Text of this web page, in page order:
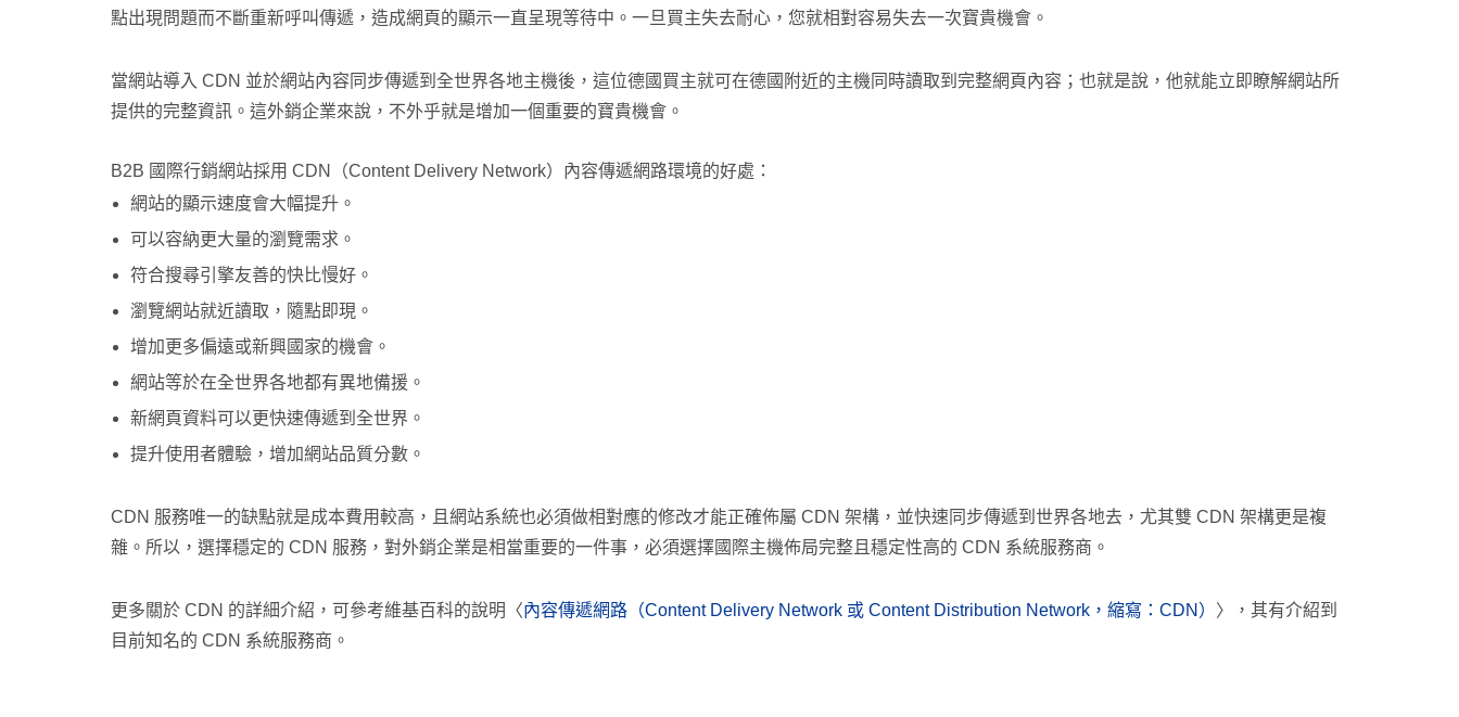
點出現問題而不斷重新呼叫傳遞，造成網頁的顯示一直呈現等待中。一旦買主失去耐心，您就相對容易失去一次寶貴機會。
當網站導入 CDN 並於網站內容同步傳遞到全世界各地主機後，這位德國買主就可在德國附近的主機同時讀取到完整網頁內容；也就是說，他就能立即瞭解網站所
提供的完整資訊。這外銷企業來說，不外乎就是增加一個重要的寶貴機會。
B2B 國際行銷網站採用 CDN（Content Delivery Network）內容傳遞網路環境的好處：
網站的顯示速度會大幅提升。
可以容納更大量的瀏覽需求。
符合搜尋引擎友善的快比慢好。
瀏覽網站就近讀取，隨點即現。
增加更多偏遠或新興國家的機會。
網站等於在全世界各地都有異地備援。
新網頁資料可以更快速傳遞到全世界。
提升使用者體驗，增加網站品質分數。
CDN 服務唯一的缺點就是成本費用較高，且網站系統也必須做相對應的修改才能正確佈屬 CDN 架構，並快速同步傳遞到世界各地去，尤其雙 CDN 架構更是複
雜。所以，選擇穩定的 CDN 服務，對外銷企業是相當重要的一件事，必須選擇國際主機佈局完整且穩定性高的 CDN 系統服務商。
更多關於 CDN 的詳細介紹，可參考維基百科的說明〈內容傳遞網路（Content Delivery Network 或 Content Distribution Network，縮寫：CDN） 〉，其有介紹到
目前知名的 CDN 系統服務商。